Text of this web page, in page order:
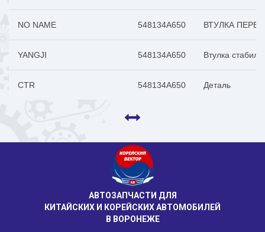
NO NAME 548134A650 ВТУЛКА
YANGJI 548134A650 Втулка
CTR 548134A650 Деталь
АВТОЗАПЧАСТИ ДЛЯ
КИТАЙСКИХ И КОРЕЙСКИХ АВТОМОБИЛЕЙ
В ВОРОНЕЖЕ